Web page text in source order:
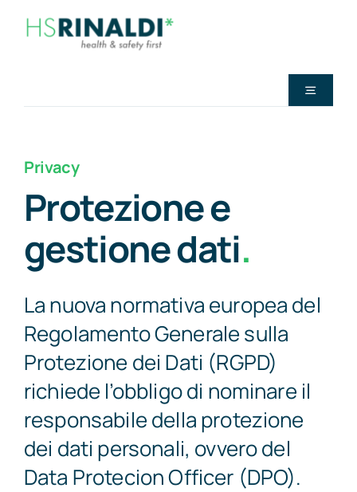
Salta
Toggle
FORMAZIONE
SHOP
CONTATTI
Account
Privacy
Protezione e
gestione dati.
La nuova normativa europea del
Regolamento Generale sulla
Protezione dei Dati (RGPD)
richiede l’obbligo di nominare il
responsabile della protezione
dei dati personali, ovvero del
Data Protecion Officer (DPO).